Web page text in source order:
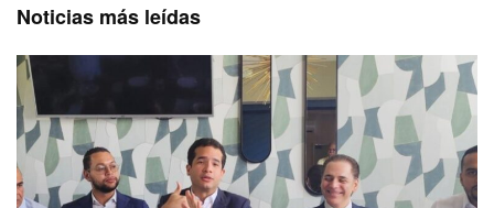
Noticias más leídas